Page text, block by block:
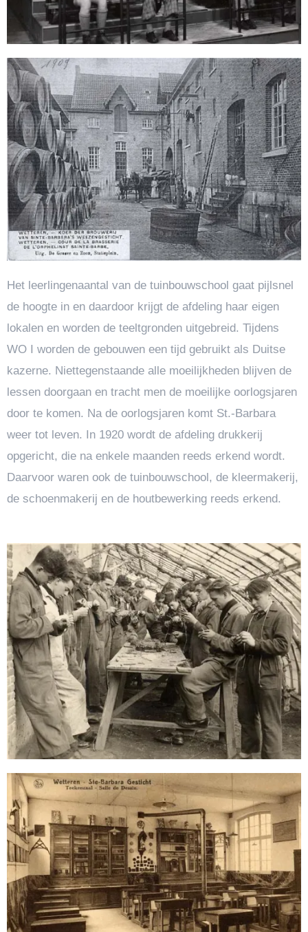
Het leerlingenaantal van de tuinbouwschool gaat pijlsnel
de hoogte in en daardoor krijgt de afdeling haar eigen
lokalen en worden de teeltgronden uitgebreid. Tijdens
WO I worden de gebouwen een tijd gebruikt als Duitse
kazerne. Niettegenstaande alle moeilijkheden blijven de
lessen doorgaan en tracht men de moeilijke oorlogsjaren
door te komen. Na de oorlogsjaren komt St.-Barbara
weer tot leven. In 1920 wordt de afdeling drukkerij
opgericht, die na enkele maanden reeds erkend wordt.
Daarvoor waren ook de tuinbouwschool, de kleermakerij,
de schoenmakerij en de houtbewerking reeds erkend.